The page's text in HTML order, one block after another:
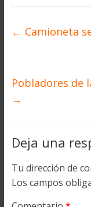
← Camioneta
Pobladores de
→
Deja una
Tu dirección de
Los campos